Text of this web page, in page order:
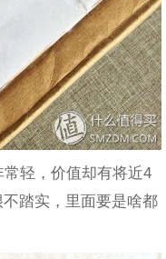
轻，价值却有将近4
踏实，里面要是啥都